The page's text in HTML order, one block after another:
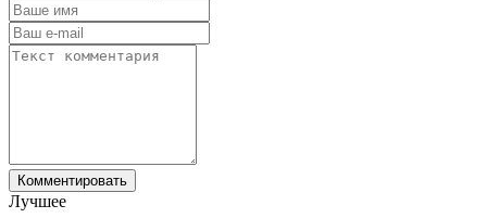
Лучшее